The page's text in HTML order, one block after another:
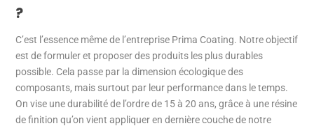
?
C’est l’essence même de l’entreprise Prima Coating. Notre objectif
est de formuler et proposer des produits les plus durables
possible. Cela passe par la dimension écologique des
composants, mais surtout par leur performance dans le temps.
On vise une durabilité de l’ordre de 15 à 20 ans, grâce à une résine
de finition qu’on vient appliquer en dernière couche de notre